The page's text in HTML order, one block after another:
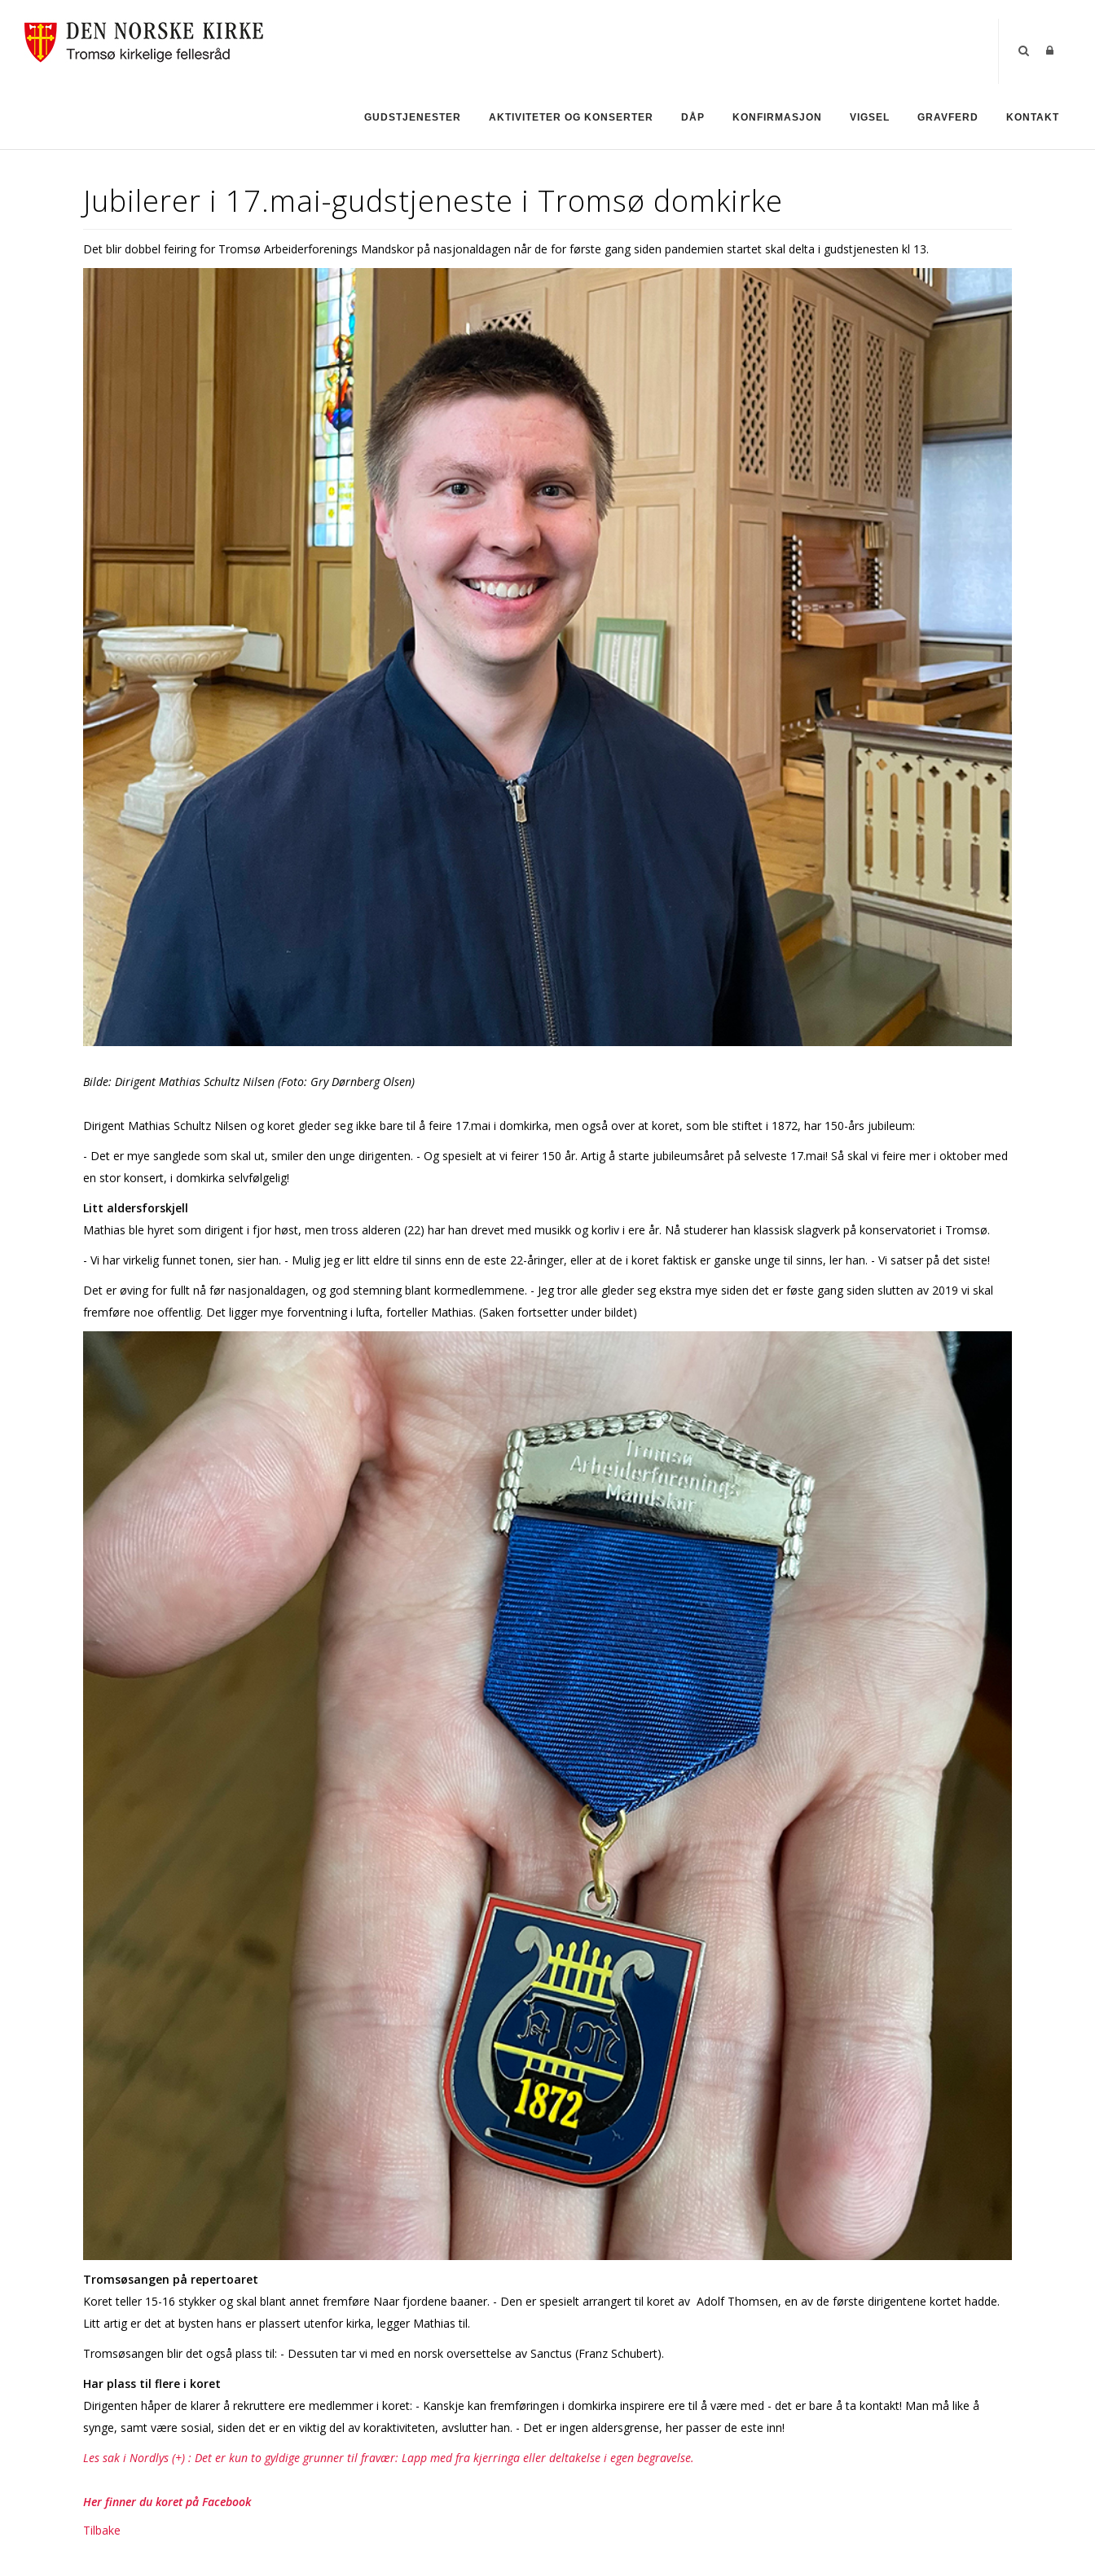
GUDSTJENESTER AKTIVITETER OG KONSERTER DÅP KONFIRMASJON VIGSEL GRAVFERD KONTAKT
Jubilerer i 17.mai-gudstjeneste i Tromsø domkirke
Det blir dobbel feiring for Tromsø Arbeiderforenings Mandskor på nasjonaldagen når de for første gang siden pandemien startet skal delta i gudstjenesten kl 13.
Bilde: Dirigent Mathias Schultz Nilsen (Foto: Gry Dørnberg Olsen)
Dirigent Mathias Schultz Nilsen og koret gleder seg ikke bare til å feire 17.mai i domkirka, men også over at koret, som ble stiftet i 1872, har 150-års jubileum:
- Det er mye sanglede som skal ut, smiler den unge dirigenten. - Og spesielt at vi feirer 150 år. Artig å starte jubileumsåret på selveste 17.mai! Så skal vi feire mer i oktober med
en stor konsert, i domkirka selvfølgelig!
Litt aldersforskjell
Mathias ble hyret som dirigent i fjor høst, men tross alderen (22) har han drevet med musikk og korliv i flere år. Nå studerer han klassisk slagverk på konservatoriet i Tromsø.
- Vi har virkelig funnet tonen, sier han. - Mulig jeg er litt eldre til sinns enn de fleste 22-åringer, eller at de i koret faktisk er ganske unge til sinns, ler han. - Vi satser på det siste!
Det er øving for fullt nå før nasjonaldagen, og god stemning blant kormedlemmene. - Jeg tror alle gleder seg ekstra mye siden det er føste gang siden slutten av 2019 vi skal
fremføre noe offentlig. Det ligger mye forventning i lufta, forteller Mathias. (Saken fortsetter under bildet)
Tromsøsangen på repertoaret
Koret teller 15-16 stykker og skal blant annet fremføre Naar fjordene baaner. - Den er spesielt arrangert til koret av Adolf Thomsen, en av de første dirigentene kortet hadde.
Litt artig er det at bysten hans er plassert utenfor kirka, legger Mathias til.
Tromsøsangen blir det også plass til: - Dessuten tar vi med en norsk oversettelse av Sanctus (Franz Schubert).
Har plass til flere i koret
Dirigenten håper de klarer å rekruttere flere medlemmer i koret: - Kanskje kan fremføringen i domkirka inspirere flere til å være med - det er bare å ta kontakt! Man må like å
synge, samt være sosial, siden det er en viktig del av koraktiviteten, avslutter han. - Det er ingen aldersgrense, her passer de fleste inn!
Les sak i Nordlys (+) : Det er kun to gyldige grunner til fravær: Lapp med fra kjerringa eller deltakelse i egen begravelse.
Her finner du koret på Facebook
Tilbake